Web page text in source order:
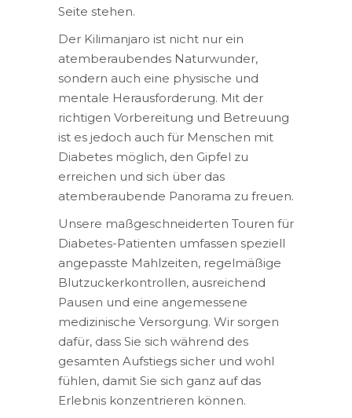
Seite stehen.
Der Kilimanjaro ist nicht nur ein
atemberaubendes Naturwunder,
sondern auch eine physische und
mentale Herausforderung. Mit der
richtigen Vorbereitung und Betreuung
ist es jedoch auch für Menschen mit
Diabetes möglich, den Gipfel zu
erreichen und sich über das
atemberaubende Panorama zu freuen.
Unsere maßgeschneiderten Touren für
Diabetes-Patienten umfassen speziell
angepasste Mahlzeiten, regelmäßige
Blutzuckerkontrollen, ausreichend
Pausen und eine angemessene
medizinische Versorgung. Wir sorgen
dafür, dass Sie sich während des
gesamten Aufstiegs sicher und wohl
fühlen, damit Sie sich ganz auf das
Erlebnis konzentrieren können.